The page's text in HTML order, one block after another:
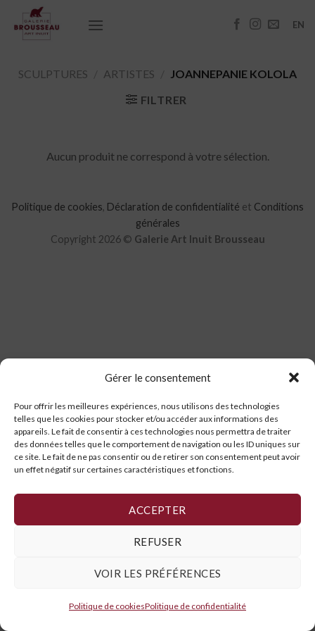
Gérer le consentement
Pour offrir les meilleures expériences, nous utilisons des technologies
telles que les cookies pour stocker et/ou accéder aux informations des
appareils. Le fait de consentir à ces technologies nous permettra de traiter
des données telles que le comportement de navigation ou les ID uniques sur
ce site. Le fait de ne pas consentir ou de retirer son consentement peut avoir
un effet négatif sur certaines caractéristiques et fonctions.
ACCEPTER
REFUSER
VOIR LES PRÉFÉRENCES
Politique de cookiesPolitique de confidentialité
Passer
contenu
EN
SCULPTURES ARTISTES
JOANNEPANIE KOLOLA
FILTRER
Aucun produit ne correspond à votre sélection.
Politique de cookies, Déclaration de confidentialité et Conditions
générales
Copyright 2026 © Galerie Art Inuit Brousseau